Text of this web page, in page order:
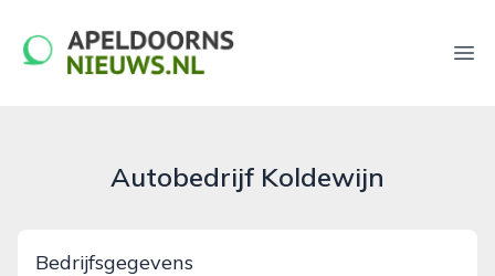
apeldoornsnieuws.nl
Autobedrijf Koldewijn
Bedrijfsgegevens